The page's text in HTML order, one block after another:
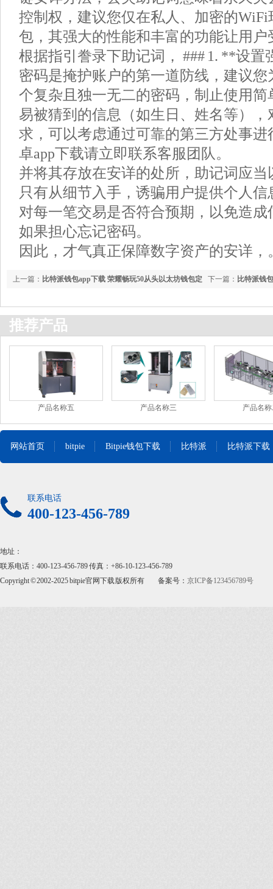
控制权，建议您仅在私人、加密的
包，其强大的性能和丰富的功能让用户
根据指引誊录下助记词， ### 1. **设
密码是掩护账户的第一道防线，建议
个复杂且独一无二的密码，制止使用简
易被猜到的信息（如生日、姓名等）
求，可以考虑通过可靠的第三方处事进
卓app下载请立即联系客服团队。
并将其存放在安详的处所，助记词应
只有从细节入手，诱骗用户提供个人
对每一笔交易是否符合预期，以免造成
如果担心忘记密码。
因此，才气真正保障数字资产的安详，
下一篇： 比特派钱
上一篇： 比特派钱包app下载 荣耀畅玩50从头以太坊钱包定
推荐产品
产品名称五 产品名称三 产品名
网站首页 bitpie Bitpie钱包下载 比特派 比特派下载
联系电话
400-123-456-789
地址：
联系电话：400-123-456-789 传真：+86-10-123-456-789
Copyright © 2002-2025 bitpie官网下载 版权所有
备案号： 京ICP备123456789号